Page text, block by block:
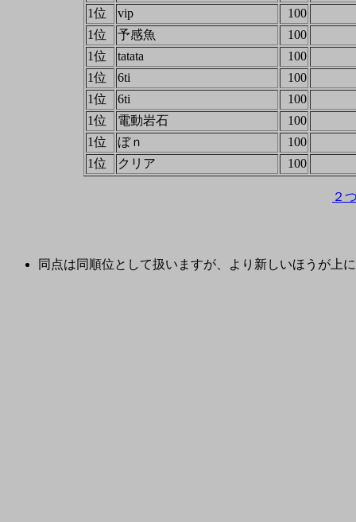
1位
vip
100
1位
予感魚
100
1位
tatata
100
1位
6ti
100
1位
6ti
100
1位
電動岩石
100
1位
ぼｎ
100
1位
クリア 100
２
同点は同順位として扱いますが、より新しいほうが上